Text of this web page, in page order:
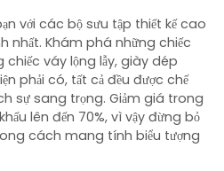
với các bộ sưu tập thiết kế cao
nhất. Khám phá những chiếc
váy lộng lẫy, giày dép
phải có, tất cả đều được chế
sự sang trọng. Giảm giá trong
lên đến 70%, vì vậy đừng bỏ
cách mang tính biểu tượng